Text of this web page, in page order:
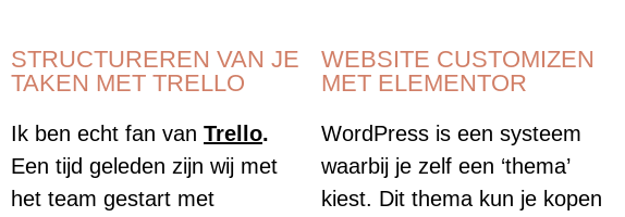
STRUCTUREREN VAN JE
TAKEN MET TRELLO
Ik ben echt fan van Trello.
Een tijd geleden zijn wij met
het team gestart met
WEBSITE CUSTOMIZEN
MET ELEMENTOR
WordPress is een systeem
waarbij je zelf een ‘thema’
kiest. Dit thema kun je kopen